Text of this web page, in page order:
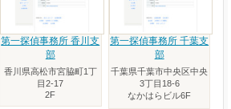
第一探偵事務所 香川支
部
香川県高松市宮脇町1丁
目2‐17
2F
第一探偵事務所 千葉支
部
千葉県千葉市中央区中央
3丁目18-6
なかはらビル6F